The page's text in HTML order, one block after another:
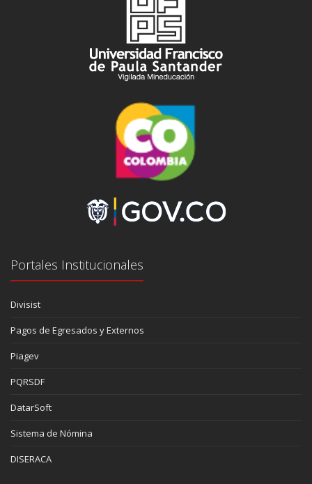
Portales Institucionales
Divisist
Pagos de Egresados y Externos
Piagev
PQRSDF
DatarSoft
Sistema de Nómina
DISERACA